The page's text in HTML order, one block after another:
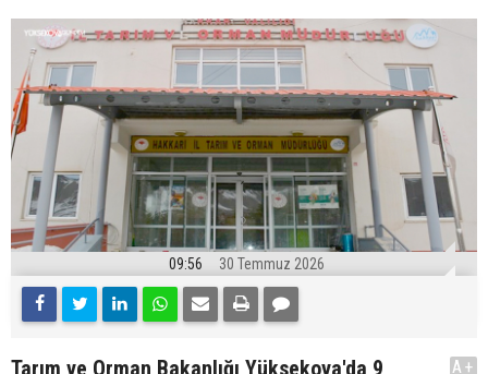
09:56 30 Temmuz 2026
Tarım ve Orman Bakanlığı Yüksekova'da 9
A+